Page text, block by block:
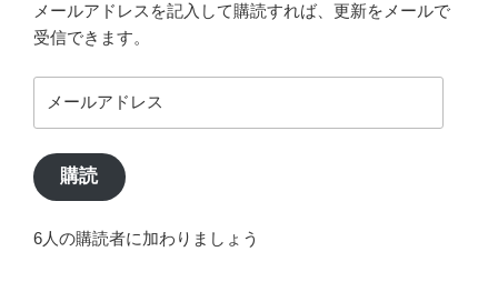
メールアドレスを記入して購読すれば、更新をメールで
受信できます。
ー
ア
ド
ス
購読
6人の購読者に加わりましょう